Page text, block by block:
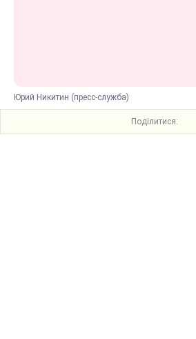
Юрий Никитин (пресс-служба)
Поділитися: